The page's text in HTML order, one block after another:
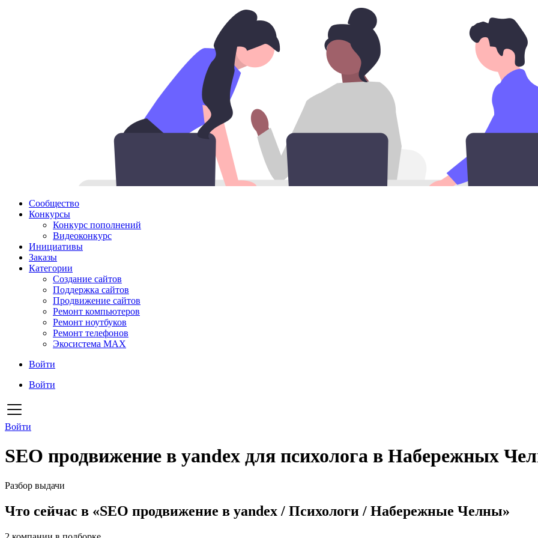
Сообщество
Конкурсы
Конкурс пополнений
Видеоконкурс
Инициативы
Заказы
Категории
Создание сайтов
Поддержка сайтов
Продвижение сайтов
Ремонт компьютеров
Ремонт ноутбуков
Ремонт телефонов
Экосистема MAX
Войти
Войти
Войти
SEO продвижение в yandex для психолога в Набережных
Разбор выдачи
Что сейчас в «SEO продвижение в yandex / Психологи / Набережные Челны»